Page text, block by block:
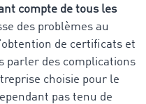
compte de tous les
des problèmes au
de certificats et
parler des complications
choisie pour le
pas tenu de